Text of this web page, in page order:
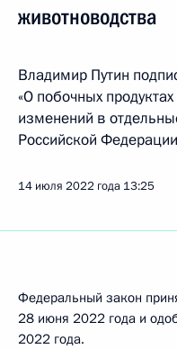
животноводства
Владимир Путин
«О побочных
изменений в
Российской
14 июля 2022 года 13:25
Федеральный закон
28 июня 2022 года и
2022 года.